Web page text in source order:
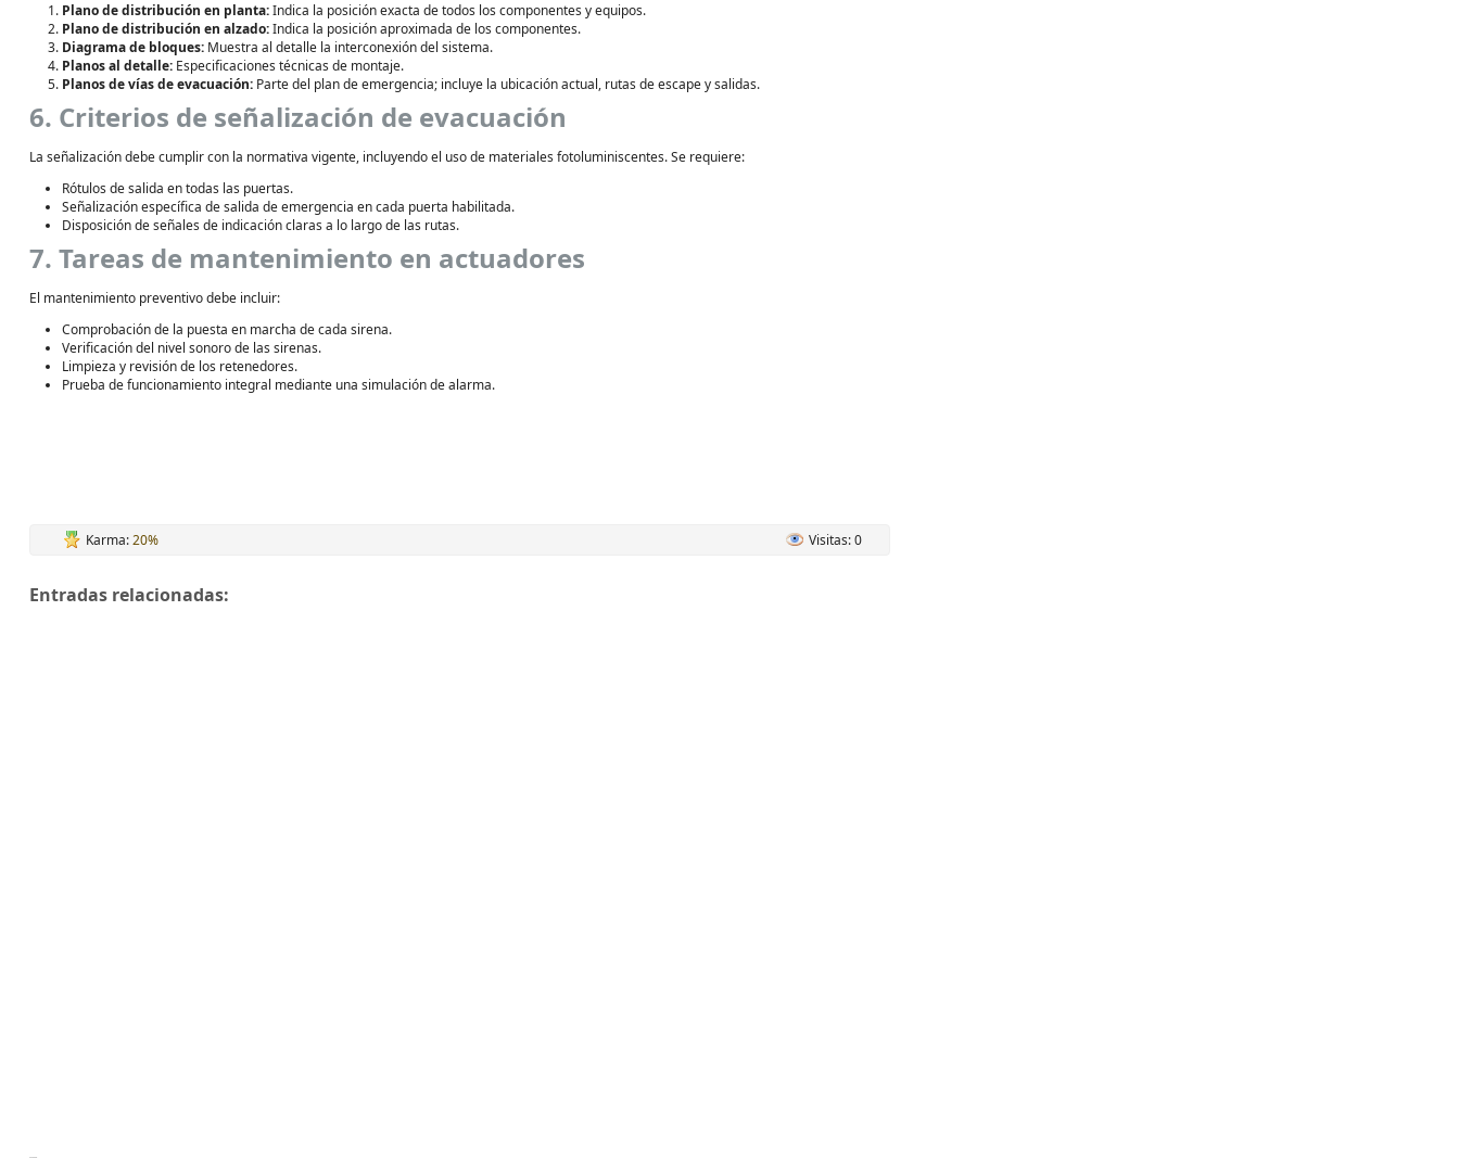
Plano de distribución en planta:Indica la posición exacta de todos los componentes y equipos.
Plano de distribución en alzado:Indica la posición aproximada de los componentes.
Diagrama de bloques: Muestra al detalle la interconexión del sistema.
Planos al detalle: Especificaciones técnicas de montaje.
Planos de vías de evacuación: Parte del plan de emergencia; incluye la ubicación actual, rutas de escape y salidas.
6. Criterios de señalización de evacuación
La señalización debe cumplir con la normativa vigente, incluyendo el uso de materiales fotoluminiscentes. Se requiere:
Rótulos de salida en todas las puertas.
Señalización específica de salida de emergencia en cada puerta habilitada.
Disposición de señales de indicación claras a lo largo de las rutas.
7. Tareas de mantenimiento en actuadores
El mantenimiento preventivo debe incluir:
Comprobación de la puesta en marcha de cada sirena.
Verificación del nivel sonoro de las sirenas.
Limpieza y revisión de los retenedores.
Prueba de funcionamiento integral mediante una simulación de alarma.
Karma:20% Visitas: 0
Entradas relacionadas: